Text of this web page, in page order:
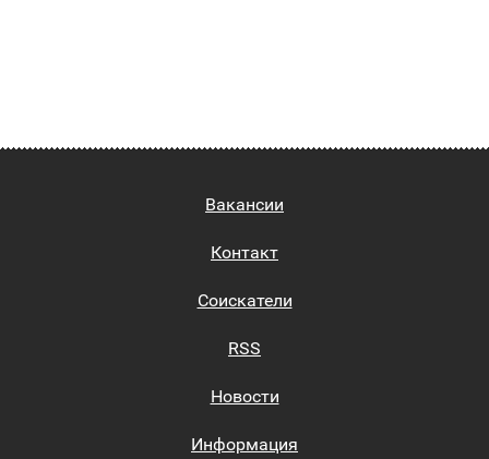
Вакансии
Контакт
Соискатели
RSS
Новости
Информация